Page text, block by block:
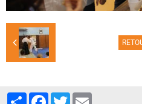
PartagerFacebook
Twitter